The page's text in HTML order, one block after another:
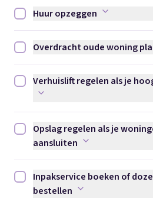
Huur opzeggen afvinken
Huur opzeggen
Overdracht oude woning plannen
Overdracht oude woning
Verhuislift regelen als je hoog
Verhuislift regelen als je
Opslag regelen als je woningen
Opslag regelen als je
aansluiten
Inpakservice boeken of dozen
Inpakservice boeken of
bestellen